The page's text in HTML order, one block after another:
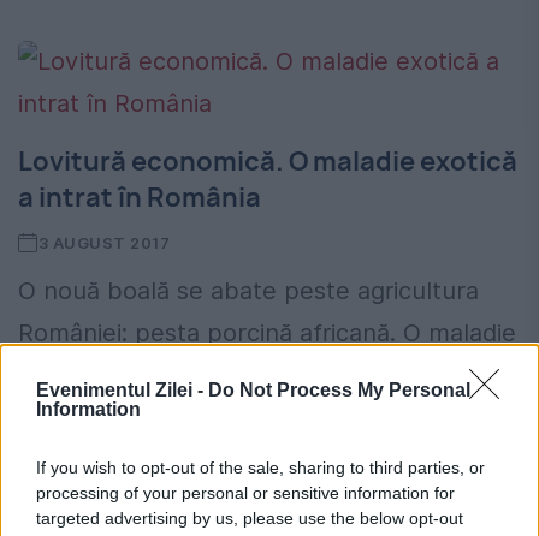
Evenimentul Zilei - Do Not Process My Personal
Information
If you wish to opt-out of the sale, sharing to third parties, or
processing of your personal or sensitive information for
targeted advertising by us, please use the below opt-out
Lovitură economică. O maladie exotică
a intrat în România
3 AUGUST 2017
O nouă boală se abate peste agricultura
României: pesta porcină africană. O maladie
exotică sosită în Europa cu câţiva ani în
urmă şi care a lăsat prăpăd în urma ei....